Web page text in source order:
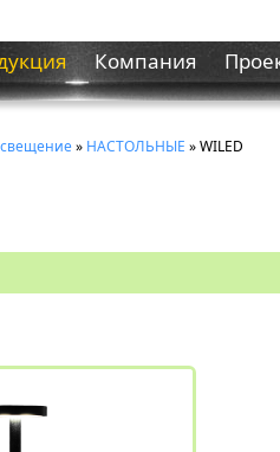
Компания
» НАСТОЛЬНЫЕ » WILED